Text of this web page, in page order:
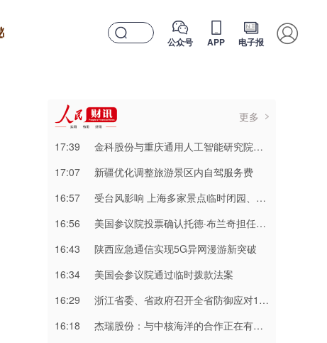
公众号 APP 电子报
更多
17:39
金科股份与重庆通用人工智能研究院达成合作
17:07
新疆优化调整旅游景区内自驾服务费
16:57
受台风影响 上海多家景点临时闭园、调整运营时间
16:56
美国参议院投票确认托德·布兰奇担任司法部长
16:43
陕西应急通信实现5G异网漫游新突破
16:34
美国会参议院通过临时拨款法案
16:29
浙江省委、省政府召开全省防御应对13号台风“白海豚”工作视频调度会
16:18
杰瑞股份：与中核海洋的合作正在有序推进中